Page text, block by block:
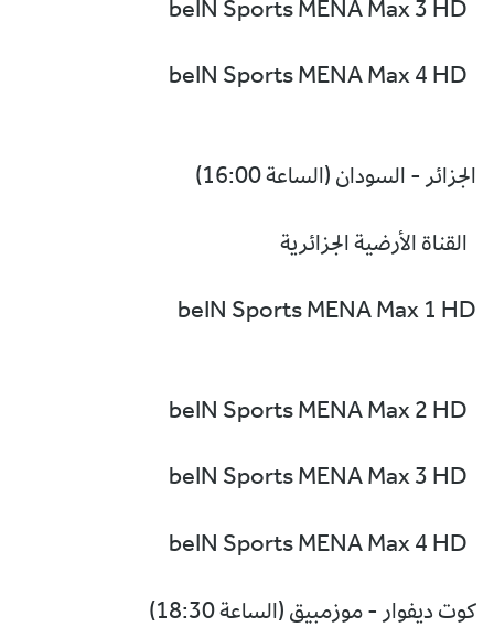
الجزائر - السودان (الساعة 16:00)
القناة الأرضية الجزائرية
beIN Sports MENA Max 1 HD
كوت ديفوار - موزمبيق (الساعة 18:30)